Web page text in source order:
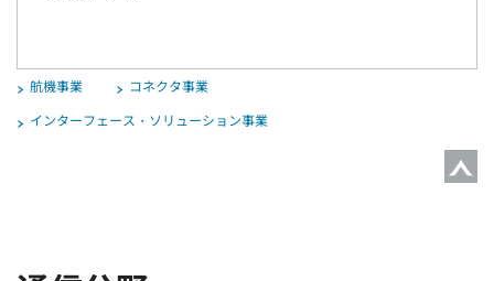
航機事業 コネクタ事業
インターフェース・ソリューション事業